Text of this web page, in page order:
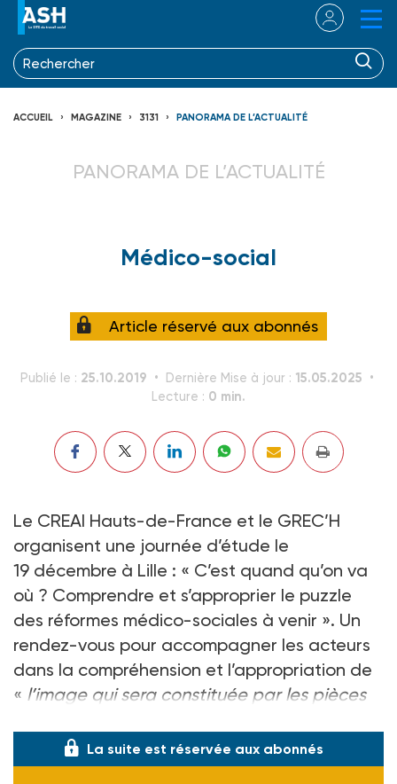
ACCUEIL MAGAZINE 3131 PANORAMA DE L’ACTUALITÉ
PANORAMA DE L’ACTUALITÉ
Médico-social
Article réservé aux abonnés
Publié le : 25.10.2019 Dernière Mise à jour : 15.05.2025
Lecture : 0 min.
Le CREAI Hauts-de-France et le GREC’H
organisent une journée d’étude le
19 décembre à Lille : « C’est quand qu’on va
où ? Comprendre et s’approprier le puzzle
des réformes médico-sociales à venir ». Un
rendez-vous pour accompagner les acteurs
dans la compréhension et l’appropriation de
« l’image qui sera constituée par les pièces
La suite est réservée aux abonnés